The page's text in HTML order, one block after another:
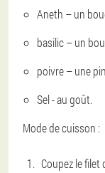
Aneth – un
basilic – un
poivre – une
Sel - au goût.
Mode de cuisson :
Coupez le